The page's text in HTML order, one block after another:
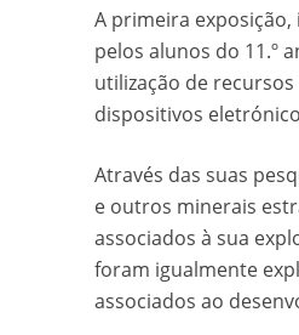
A primeira
pelos alunos do 11.º
utilização de
dispositivos
Através das suas
e outros minerais
associados à sua
foram igualmente
associados ao